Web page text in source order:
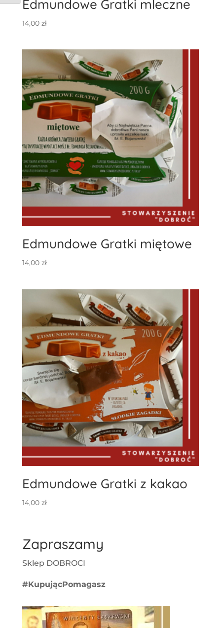
Edmundowe Gratki mleczne
14,00 zł
Edmundowe Gratki miętowe
14,00 zł
Edmundowe Gratki z kakao
14,00 zł
Zapraszamy
Sklep DOBROCI
#KupującPomagasz